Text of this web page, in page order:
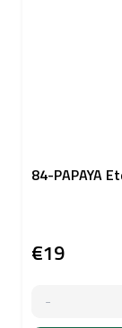
84-PAPAYA
€19